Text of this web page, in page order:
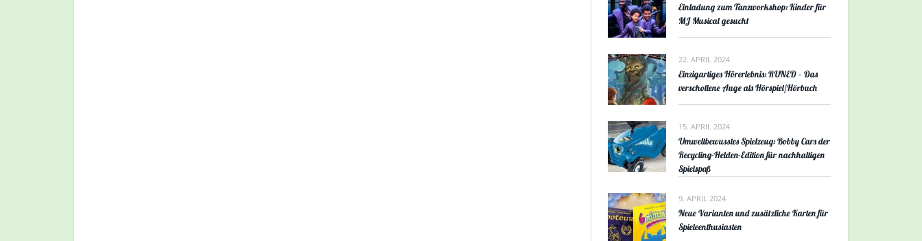
Einladung zum Tanzworkshop: Kinder für
MJ Musical gesucht
22. APRIL 2024
Einzigartiges Hörerlebnis: RUNED – Das
verschollene Auge als Hörspiel/Hörbuch
15. APRIL 2024
Umweltbewusstes Spielzeug: Bobby Cars der
Recycling-Helden-Edition für nachhaltigen
Spielspaß
9. APRIL 2024
Neue Varianten und zusätzliche Karten für
Spieleenthusiasten